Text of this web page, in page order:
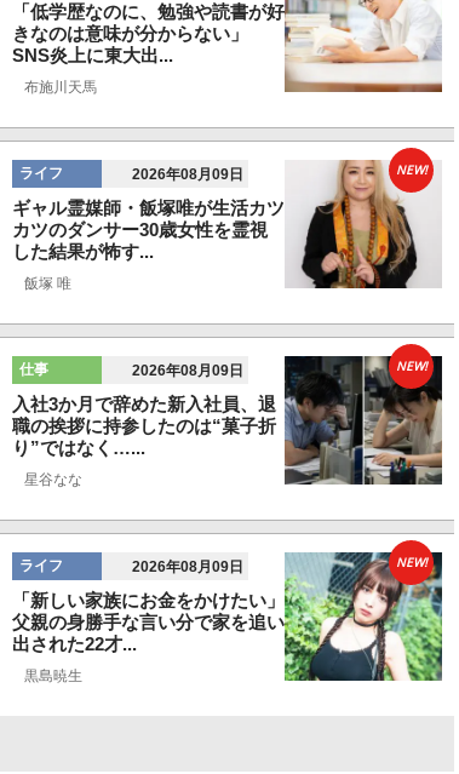
「低学歴なのに、勉強や読書が好
きなのは意味が分からない」
SNS炎上に東大出...
布施川天馬
ライフ 2026年08月09日
ギャル霊媒師・飯塚唯が生活カツ
カツのダンサー30歳女性を霊視
した結果が怖す...
飯塚 唯
NEW!
仕事 2026年08月09日
入社3か月で辞めた新入社員、退
職の挨拶に持参したのは“菓子折
り”ではなく…...
星谷なな
NEW!
ライフ 2026年08月09日
「新しい家族にお金をかけたい」
父親の身勝手な言い分で家を追い
出された22才...
黒島暁生
NEW!